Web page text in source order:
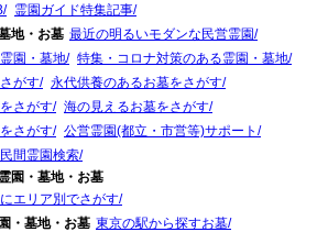
霊園ガイド特集記事
地・お墓 最近の明るいモダンな民営霊園
園・墓地
特集・コロナ対策のある霊園・墓地
がす
永代供養のあるお墓をさがす
さがす
海の見えるお墓をさがす
さがす
公営霊園(都立・市営等)サポート
間霊園検索
園・墓地・お墓
エリア別でさがす
・墓地・お墓 東京の駅から探すお墓